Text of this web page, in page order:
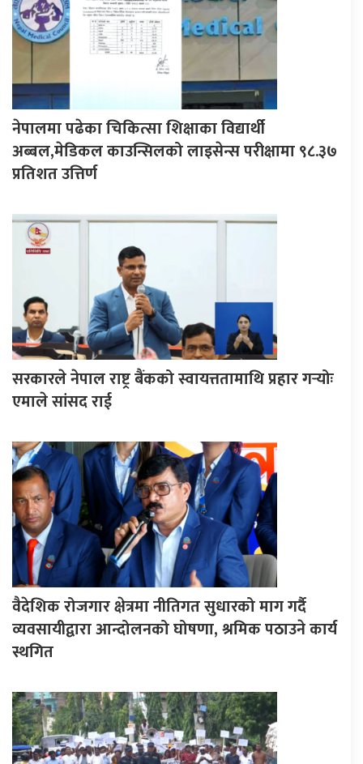
नेपालमा पढेका चिकित्सा शिक्षाका विद्यार्थी
अब्बल,मेडिकल काउन्सिलको लाइसेन्स परीक्षामा ९८.३७
प्रतिशत उत्तिर्ण
सरकारले नेपाल राष्ट्र बैंकको स्वायत्ततामाथि प्रहार गर्‍योः
एमाले सांसद राई
वैदेशिक रोजगार क्षेत्रमा नीतिगत सुधारको माग गर्दै
व्यवसायीद्वारा आन्दोलनको घोषणा, श्रमिक पठाउने कार्य
स्थगित